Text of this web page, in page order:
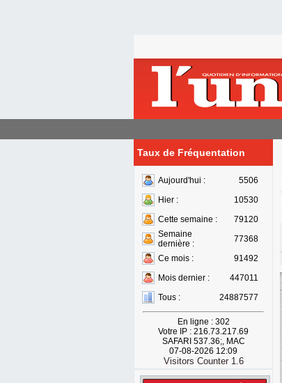
Taux de Fréquentation
Aujourd'hui :
5506
Hier :
10530
Cette semaine :
79120
Semaine
dernière :
77368
Ce mois :
91492
Mois dernier :
447011
Tous :
24887577
En ligne : 302
Votre IP : 216.73.217.69
SAFARI 537.36;, MAC
07-08-2026 12:09
Visitors Counter 1.6